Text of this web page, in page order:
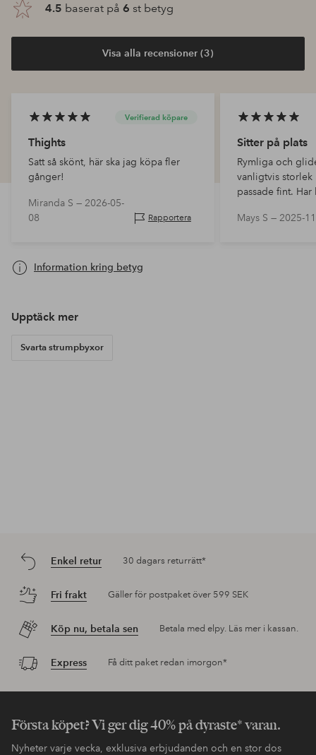
4.5 baserat på 6 st betyg
Visa alla recensioner (3)
Verifierad köpare
Thights
Satt så skönt, här ska jag köpa fler
gånger!
Miranda S — 2026-05-
08
Rapportera
Sitter på plats
Rymliga och
vanligtvis storlek
passade fint.
Mays S — 2025-
Information kring betyg
Upptäck mer
Svarta strumpbyxor
Enkel retur 30 dagars returrätt*
Fri frakt Gäller för postpaket över 599 SEK
Köp nu, betala sen Betala med elpy. Läs mer i kassan.
Express Få ditt paket redan imorgon*
Första köpet? Vi ger dig 40% på dyraste* varan.
Nyheter varje vecka, exklusiva erbjudanden och en stor dos